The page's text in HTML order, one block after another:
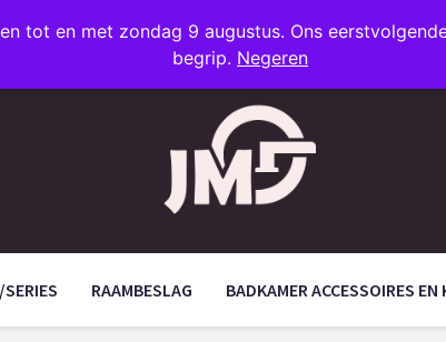
tot en met zondag 9 augustus. Ons
begrip. Negeren
RAAMBESLAG BADKAMER ACCESSOIRES EN